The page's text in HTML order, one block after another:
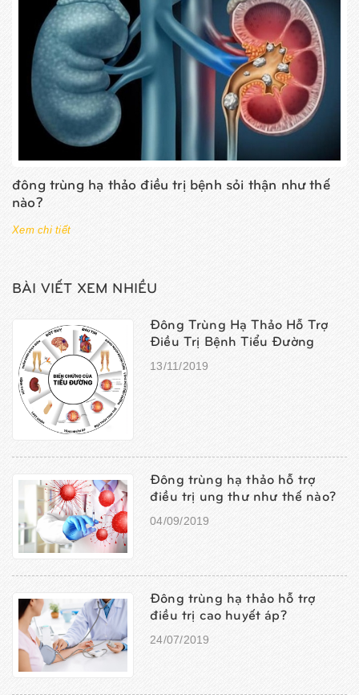
đông trùng hạ thảo điều trị bệnh sỏi thận như thế
nào?
Xem chi tiết
BÀI VIẾT XEM NHIỀU
Đông Trùng Hạ Thảo Hỗ Trợ
Điều Trị Bệnh Tiểu Đường
13/11/2019
Đông trùng hạ thảo hỗ trợ
điều trị ung thư như thế nào?
04/09/2019
Đông trùng hạ thảo hỗ trợ
điều trị cao huyết áp?
24/07/2019